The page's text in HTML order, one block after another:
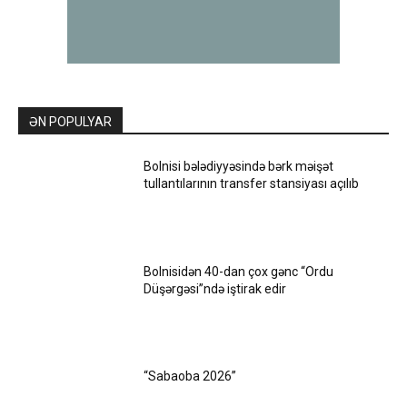
ƏN POPULYAR
Bolnisi bələdiyyəsində bərk məişət
tullantılarının transfer stansiyası açılıb
Bolnisidən 40-dan çox gənc “Ordu
Düşərgəsi”ndə iştirak edir
“Sabaoba 2026”